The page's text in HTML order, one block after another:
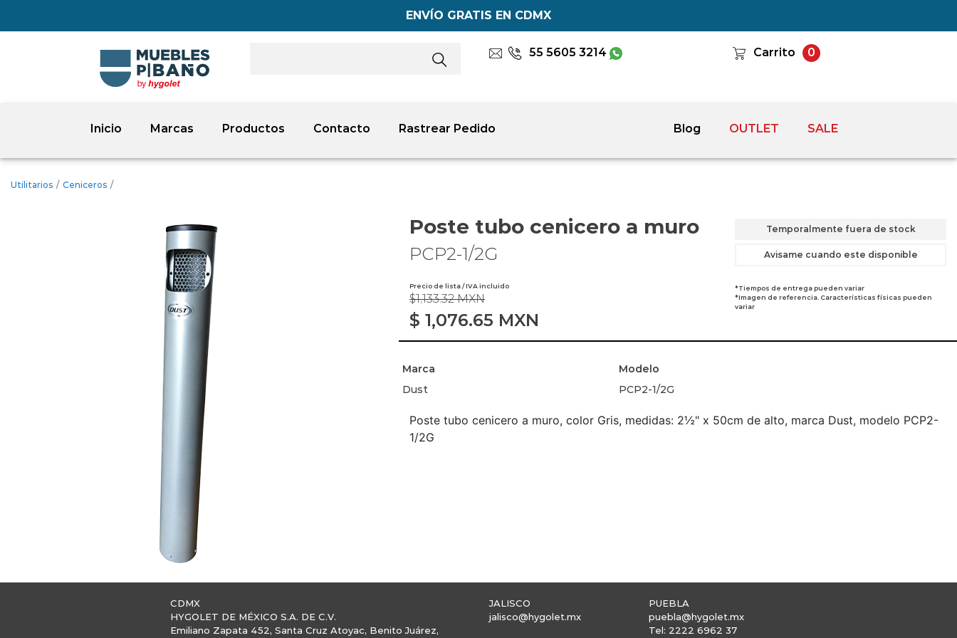
ENVÍO GRATIS EN CDMX
55 5605 3214 Carrito 0
Inicio Marcas Productos Contacto Rastrear Pedido Blog OUTLET SALE
Utilitarios / Ceniceros /
Poste tubo cenicero a muro
PCP2-1/2G
Precio de lista / IVA incluido
$1,133.32 MXN
$ 1,076.65 MXN
Temporalmente fuera de stock
Avisame cuando este disponible
*Tiempos de entrega pueden variar
*Imagen de referencia. Características físicas pueden
variar
Marca
Modelo
Dust
PCP2-1/2G
Poste tubo cenicero a muro, color Gris, medidas: 2½" x 50cm de alto, marca Dust, modelo PCP2-
1/2G
CDMX
HYGOLET DE MÉXICO S.A. DE C.V.
Emiliano Zapata 452, Santa Cruz Atoyac, Benito Juárez,
JALISCO
jalisco@hygolet.mx
PUEBLA
puebla@hygolet.mx
Tel: 2222 6962 37